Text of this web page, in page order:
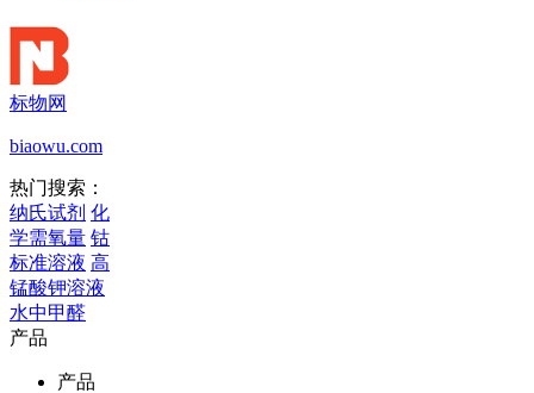
标物网
biaowu.com
热门搜索：
纳氏试剂 化
学需氧量 钴
标准溶液 高
锰酸钾溶液
水中甲醛
产品
产品